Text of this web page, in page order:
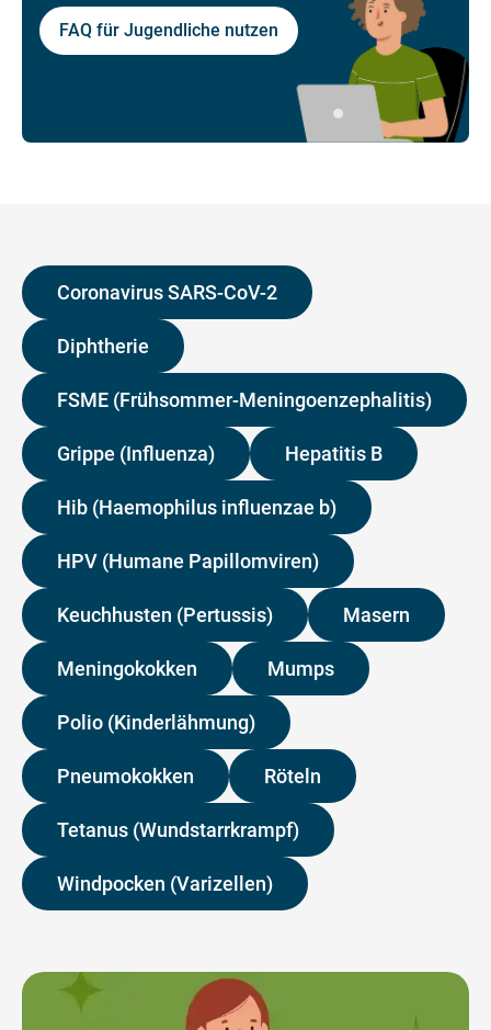
FAQ für Jugendliche nutzen
Coronavirus SARS-CoV-2
Diphtherie
FSME (Frühsommer-Meningoenzephalitis)
Grippe (Influenza) Hepatitis B
Hib (Haemophilus influenzae b)
HPV (Humane Papillomviren)
Keuchhusten (Pertussis) Masern
Meningokokken Mumps
Polio (Kinderlähmung)
Pneumokokken Röteln
Tetanus (Wundstarrkrampf)
Windpocken (Varizellen)